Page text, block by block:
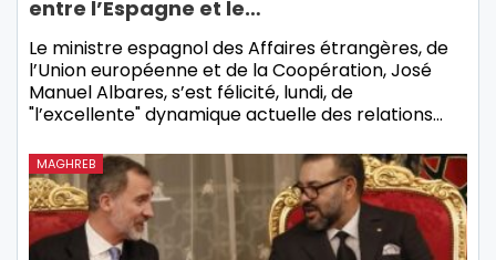
entre l’Espagne et le…
Le ministre espagnol des Affaires étrangères, de
l’Union européenne et de la Coopération, José
Manuel Albares, s’est félicité, lundi, de
"l’excellente" dynamique actuelle des relations…
MAGHREB